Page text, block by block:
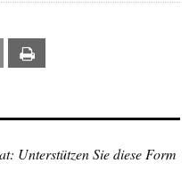
Email
Unterstützen Sie diese Form